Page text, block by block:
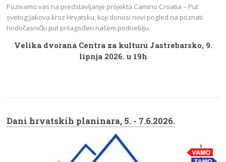
Pozivamo vas na predstavljanje projekta Camino Croatia – Put
svetog Jakova kroz Hrvatsku, koji donosi novi pogled na poznati
hodočasnički put prilagođen našem podneblju.
Velika dvorana Centra za kulturu Jastrebarsko, 9.
lipnja 2026. u 19h
Dani hrvatskih planinara, 5. - 7.6.2026.